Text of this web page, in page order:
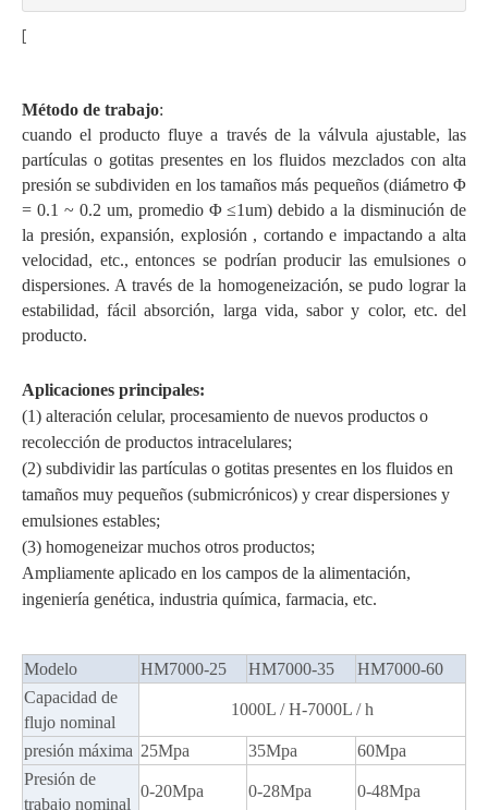
[
Método de trabajo:
cuando el producto fluye a través de la válvula ajustable, las
partículas o gotitas presentes en los fluidos mezclados con alta
presión se subdividen en los tamaños más pequeños (diámetro Φ
= 0.1 ~ 0.2 um, promedio Φ ≤1um) debido a la disminución de
la presión, expansión, explosión , cortando e impactando a alta
velocidad, etc., entonces se podrían producir las emulsiones o
dispersiones. A través de la homogeneización, se pudo lograr la
estabilidad, fácil absorción, larga vida, sabor y color, etc. del
producto.
Aplicaciones principales:
(1) alteración celular, procesamiento de nuevos productos o
recolección de productos intracelulares;
(2) subdividir las partículas o gotitas presentes en los fluidos en
tamaños muy pequeños (submicrónicos) y crear dispersiones y
emulsiones estables;
(3) homogeneizar muchos otros productos;
Ampliamente aplicado en los campos de la alimentación,
ingeniería genética, industria química, farmacia, etc.
Modelo HM7000-25 HM7000-35
HM7000-60
Capacidad de
flujo nominal
1000L / H-7000L / h
presión máxima 25Mpa 35Mpa
60Mpa
Presión de
trabajo nominal
0-20Mpa 0-28Mpa 0-48Mpa